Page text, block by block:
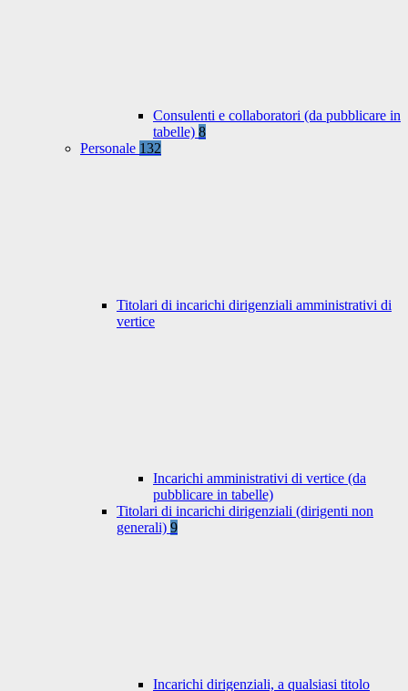
Consulenti e collaboratori (da pubblicare in
tabelle) 8
Personale 132
Titolari di incarichi dirigenziali amministrativi di
vertice
Incarichi amministrativi di vertice (da
pubblicare in tabelle)
Titolari di incarichi dirigenziali (dirigenti non
generali) 9
Incarichi dirigenziali, a qualsiasi titolo